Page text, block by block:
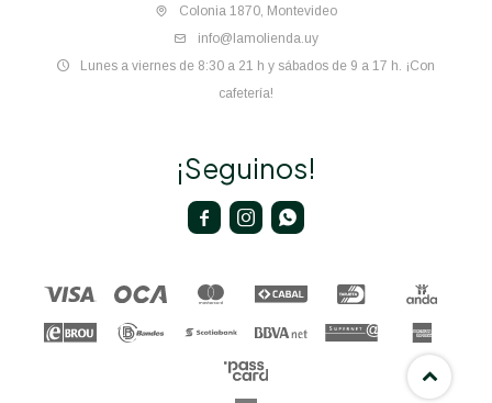
Colonia 1870, Montevideo
info@lamolienda.uy
Lunes a viernes de 8:30 a 21 h y sábados de 9 a 17 h. ¡Con
cafetería!
¡Seguinos!
  